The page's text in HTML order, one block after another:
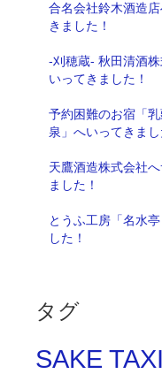
合名会社鈴木酒造
きました！
-刈穂蔵- 秋田清酒
いってきました！
予約困難のお宿「
泉」へいってきまし
天鷹酒造株式会社
ました！
とうふ工房「名水
した！
タグ
SAKE TAXI